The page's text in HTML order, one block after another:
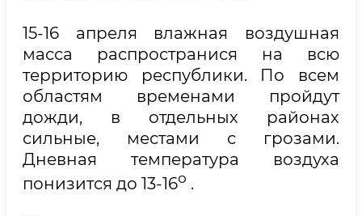
15-16 апреля влажная воздушная
масса распространися на всю
территорию республики. По всем
областям временами пройдут
дожди, в отдельных районах
сильные, местами с грозами.
Дневная температура воздуха
понизится до 13-16о .